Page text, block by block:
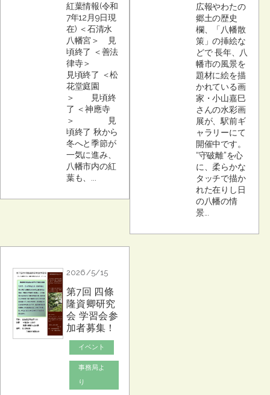
紅葉情報(令和
7年12月9日現
在) ＜石清水
八幡宮＞ 見
頃終了 ＜善法
律寺＞
見頃終了 ＜松
花堂庭園
＞ 見頃終
了 ＜神應寺
＞ 見
頃終了 秋から
冬へと季節が
一気に進み、
八幡市内の紅
葉も、...
広報やわたの
郷土の歴史
欄、「八幡散
策」の挿絵な
どで 長年、八
幡市の風景を
題材に絵を描
かれている画
家・小山嘉巳
さんの水彩画
展が、駅前ギ
ャラリーにて
開催中です。
“守破離”を心
に、柔らかな
タッチで描か
れた在りし日
の八幡の情
景...
2026/5/15
第7回 四條
隆資卿研究
会 学習会参
加者募集！
イベント
事務局よ
り